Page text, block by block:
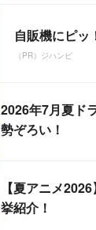
自販機にピッ
（PR）ジハンピ
2026年7月夏ド
勢ぞろい！
【夏アニメ
挙紹介！